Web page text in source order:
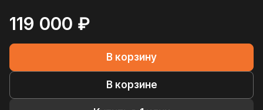
119 000 ₽
В корзину
В корзине